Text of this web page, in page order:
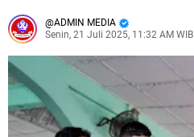
ADMIN MEDIA
Senin, 21 Juli 2025, 11:32 AM WIB